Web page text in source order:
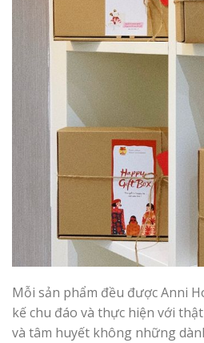
Mỗi sản phẩm đều được Anni
kế chu đáo và thực hiện với
và tâm huyết không những